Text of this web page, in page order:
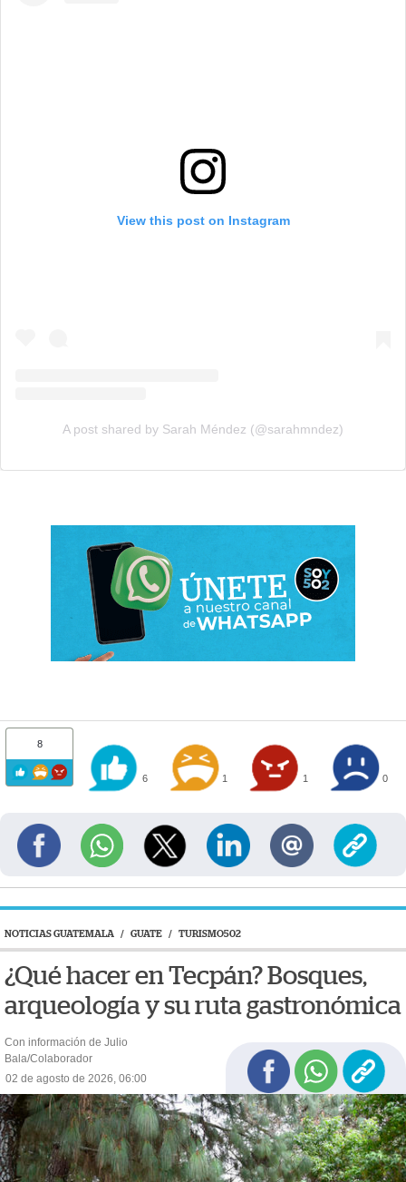
View this post on Instagram
A post shared by Sarah Méndez (@sarahmndez)
8
6 1 1 0
NOTICIAS GUATEMALA / GUATE / TURISMO502
¿Qué hacer en Tecpán? Bosques,
arqueología y su ruta gastronómica
Con información de Julio
Bala/Colaborador
02 de agosto de 2026, 06:00